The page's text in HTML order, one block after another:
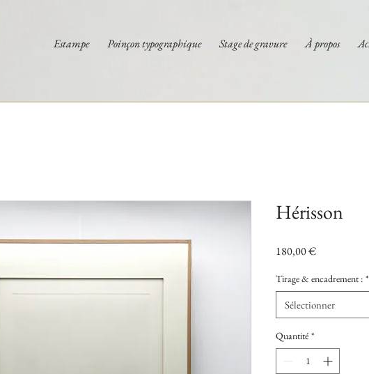
Estampe Poinçon typographique Stage de gravure À propos
Hérisson
180,00 €Prix
Tirage & encadrement : *
Sélectionner
Quantité *